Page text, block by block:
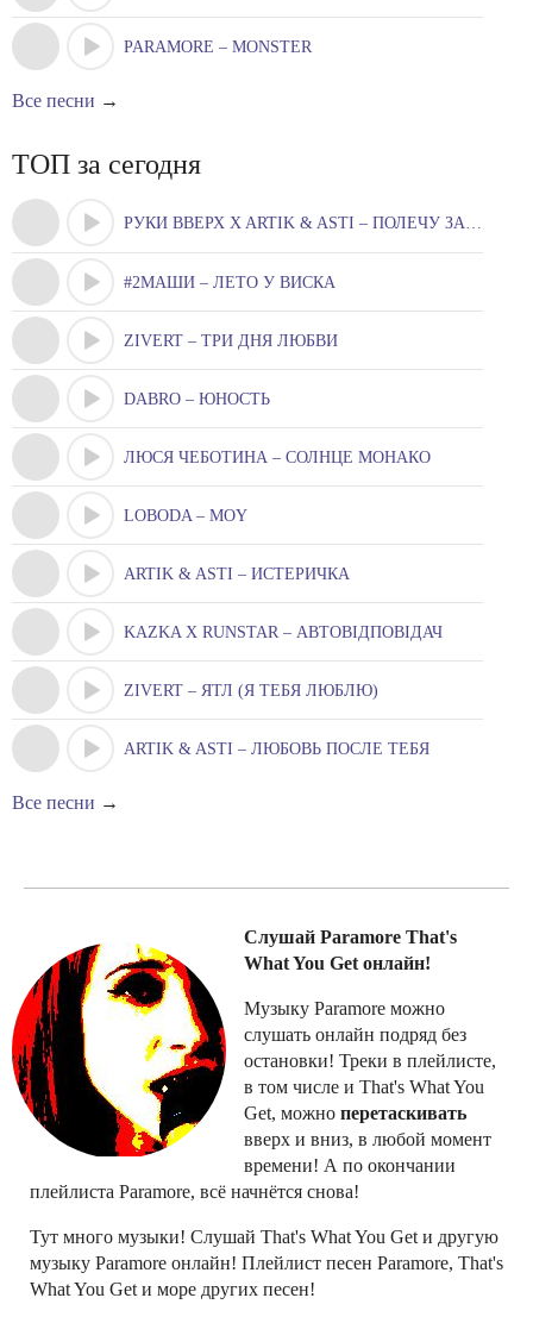
PARAMORE – MONSTER
Все песни →
ТОП за сегодня
РУКИ ВВЕРХ X ARTIK & ASTI – ПОЛЕЧУ ЗА ТОБОЮ
#2МАШИ – ЛЕТО У ВИСКА
ZIVERT – ТРИ ДНЯ ЛЮБВИ
DABRO – ЮНОСТЬ
ЛЮСЯ ЧЕБОТИНА – СОЛНЦЕ МОНАКО
LOBODA – MOY
ARTIK & ASTI – ИСТЕРИЧКА
KAZKA X RUNSTAR – АВТОВІДПОВІДАЧ
ZIVERT – ЯТЛ (Я ТЕБЯ ЛЮБЛЮ)
ARTIK & ASTI – ЛЮБОВЬ ПОСЛЕ ТЕБЯ
Все песни →
Слушай Paramore That's
What You Get онлайн!
Музыку Paramore можно
слушать онлайн подряд без
остановки! Треки в плейлисте,
в том числе и That's What You
Get, можно перетаскивать
вверх и вниз, в любой момент
времени! А по окончании
плейлиста Paramore, всё начнётся снова!
Тут много музыки! Слушай That's What You Get и другую
музыку Paramore онлайн! Плейлист песен Paramore, That's
What You Get и море других песен!